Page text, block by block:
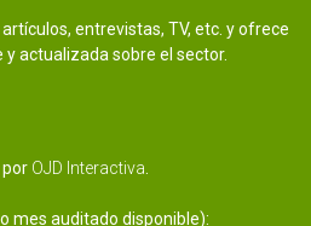
entrevistas, TV, etc. y ofrece
actualizada sobre el sector.
por OJD Interactiva
mes auditado disponible):